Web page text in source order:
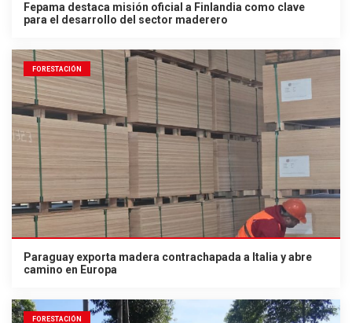
Fepama destaca misión oficial a Finlandia como clave
para el desarrollo del sector maderero
FORESTACIÓN
Paraguay exporta madera contrachapada a Italia y abre
camino en Europa
FORESTACIÓN